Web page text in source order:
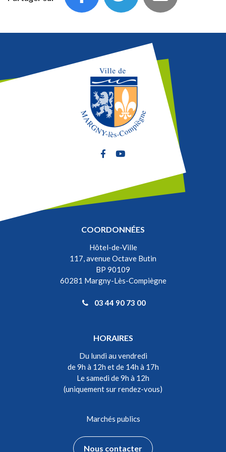
Lien vers le compte Facebook
Lien vers la chaîne Youtube
COORDONNÉES
Hôtel-de-Ville
117, avenue Octave Butin
BP 90109
60281 Margny-Lès-Compiègne
03 44 90 73 00
HORAIRES
Du lundi au vendredi
de 9h à 12h et de 14h à 17h
Le samedi de 9h à 12h
(uniquement sur rendez-vous)
Marchés publics
Nous contacter